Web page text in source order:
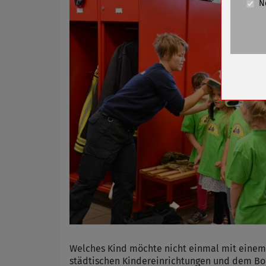
Welches Kind möchte nicht einmal mit einem
städtischen Kindereinrichtungen und dem
Cookie
Name
Anbieter
Zweck
Cookie
Cookie